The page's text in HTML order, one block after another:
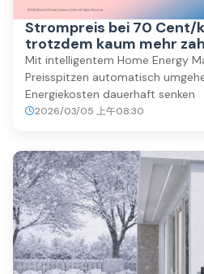
Strompreis bei 70 Cent/
trotzdem kaum mehr
Mit intelligentem Home Energy
Preisspitzen automatisch
Energiekosten dauerhaft senken
2026/03/05 上午08:30